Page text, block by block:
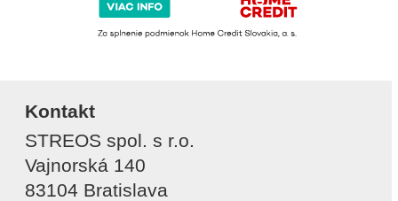
Kontakt
STREOS spol. s r.o.
Vajnorská 140
83104 Bratislava